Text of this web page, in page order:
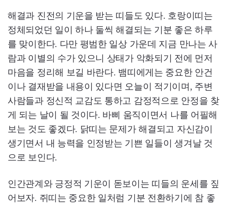
해결과 진전의 기운을 받는 띠들도 있다. 호랑이띠는
정체되었던 일이 하나 둘씩 해결되는 기분 좋은 하루
를 맞이한다. 다만 평범한 일상 가운데 지금 만나는 사
람과 이별의 수가 있으니 상태가 악화되기 전에 먼저
마음을 정리해 보길 바란다. 뱀띠에게는 중요한 안건
이나 결재받을 내용이 있다면 오늘이 적기이며, 주변
사람들과 정신적 교감도 통하고 감정적으로 안정을 찾
게 되는 날이 될 것이다. 바삐 움직이면서 나를 어필해
보는 것도 좋겠다. 닭띠는 문제가 해결되고 자신감이
생기면서 내 능력을 인정받는 기쁜 일들이 생겨날 것
으로 보인다.
인간관계와 긍정적 기운이 돋보이는 띠들의 운세를 짚
어보자. 쥐띠는 중요한 일처럼 기분 전환하기에 참 좋